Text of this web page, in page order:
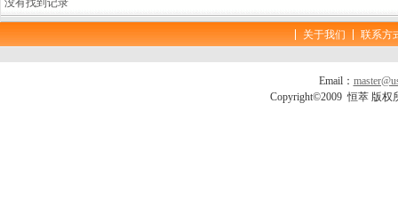
没有找到记录
关于我们 联系方
Email：
Copyright©2009 恒萃 版权